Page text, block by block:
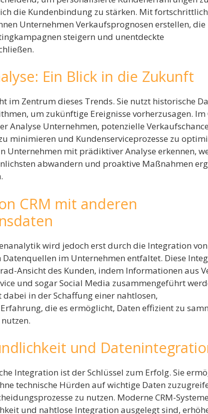
die Kundenbindung zu stärken. Mit
Unternehmen Verkaufsprognosen erstellen, die
steigern und unentdeckte
Ein Blick in die Zukunft
im Zentrum dieses Trends. Sie nutzt historische
um zukünftige Ereignisse vorherzusagen. Im
Analyse Unternehmen, potenzielle
minimieren und Kundenserviceprozesse zu
Unternehmen mit prädiktiver Analyse erkennen,
abwandern und proaktive Maßnahmen
CRM mit anderen
wird jedoch erst durch die Integration von
Datenquellen im Unternehmen entfaltet. Diese
Ansicht des Kunden, indem Informationen aus
und sogar Social Media zusammengeführt
in der Schaffung einer nahtlosen,
die es ermöglicht, Daten effizient zu
und
Integration ist der Schlüssel zum Erfolg. Sie
technische Hürden auf wichtige Daten
zu nutzen. Moderne CRM-
und nahtlose Integration ausgelegt sind,